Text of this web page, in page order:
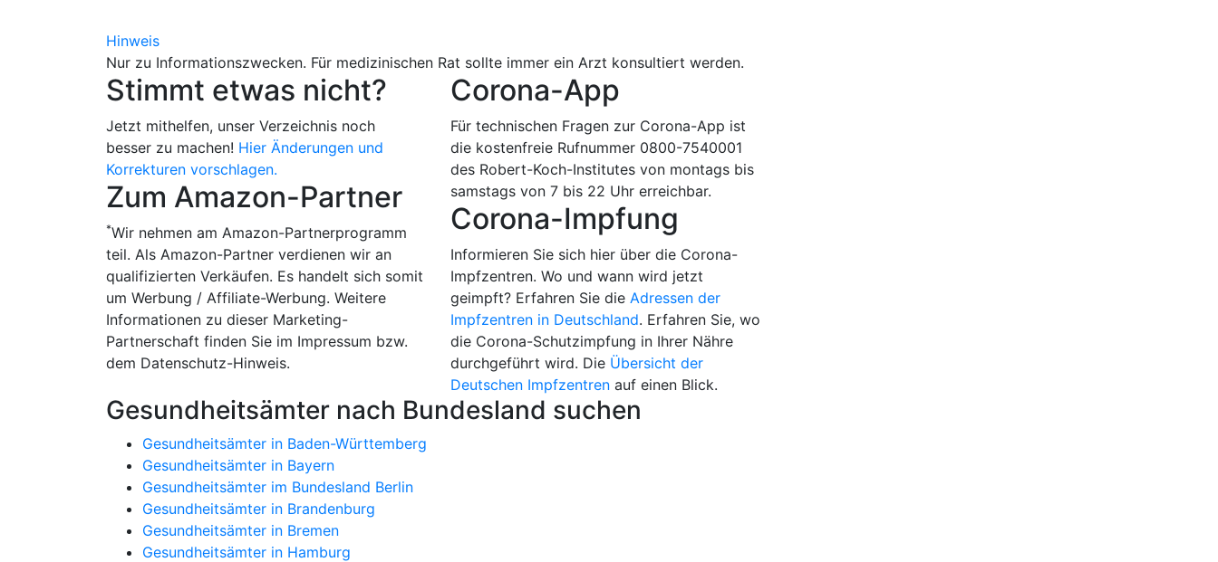
Hinweis
Nur zu Informationszwecken. Für medizinischen Rat sollte immer ein Arzt konsultiert werden.
Stimmt etwas nicht?
Jetzt mithelfen, unser Verzeichnis noch
besser zu machen! Hier Änderungen und
Korrekturen vorschlagen.
Zum Amazon-Partner
*Wir nehmen am Amazon-Partnerprogramm
teil. Als Amazon-Partner verdienen wir an
qualifizierten Verkäufen. Es handelt sich somit
um Werbung / Affiliate-Werbung. Weitere
Informationen zu dieser Marketing-
Partnerschaft finden Sie im Impressum bzw.
dem Datenschutz-Hinweis.
Corona-App
Für technischen Fragen zur Corona-App ist
die kostenfreie Rufnummer 0800-7540001
des Robert-Koch-Institutes von montags bis
samstags von 7 bis 22 Uhr erreichbar.
Corona-Impfung
Informieren Sie sich hier über die Corona-
Impfzentren. Wo und wann wird jetzt
geimpft? Erfahren Sie die Adressen der
Impfzentren in Deutschland. Erfahren Sie, wo
die Corona-Schutzimpfung in Ihrer Nähre
durchgeführt wird. Die Übersicht der
Deutschen Impfzentren auf einen Blick.
Gesundheitsämter nach Bundesland suchen
Gesundheitsämter in Baden-Württemberg
Gesundheitsämter in Bayern
Gesundheitsämter im Bundesland Berlin
Gesundheitsämter in Brandenburg
Gesundheitsämter in Bremen
Gesundheitsämter in Hamburg